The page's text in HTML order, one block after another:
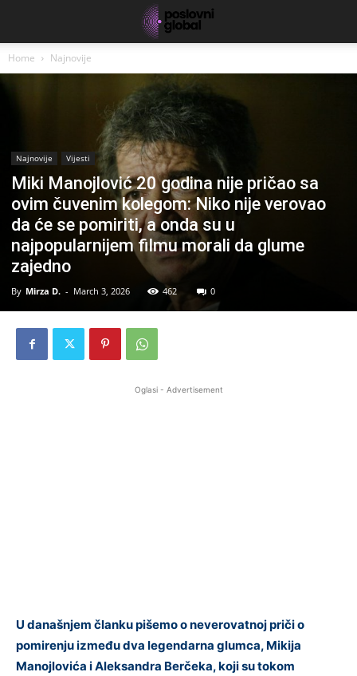
Home Najnovije
Najnovije Vijesti
Miki Manojlović 20 godina nije pričao sa
ovim čuvenim kolegom: Niko nije verovao
da će se pomiriti, a onda su u
najpopularnijem filmu morali da glume
zajedno
By Mirza D. - March 3, 2026 462 0
Oglasi - Advertisement
U današnjem članku pišemo o neverovatnoj priči o
pomirenju između dva legendarna glumca, Mikija
Manojlovića i Aleksandra Berčeka, koji su tokom